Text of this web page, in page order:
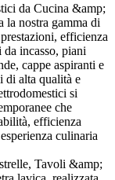
da Cucina &amp;
la nostra gamma di
efficienza
incasso, piani
cappe aspiranti e
di alta qualità e
si
che
efficienza
culinaria
Tavoli &amp;